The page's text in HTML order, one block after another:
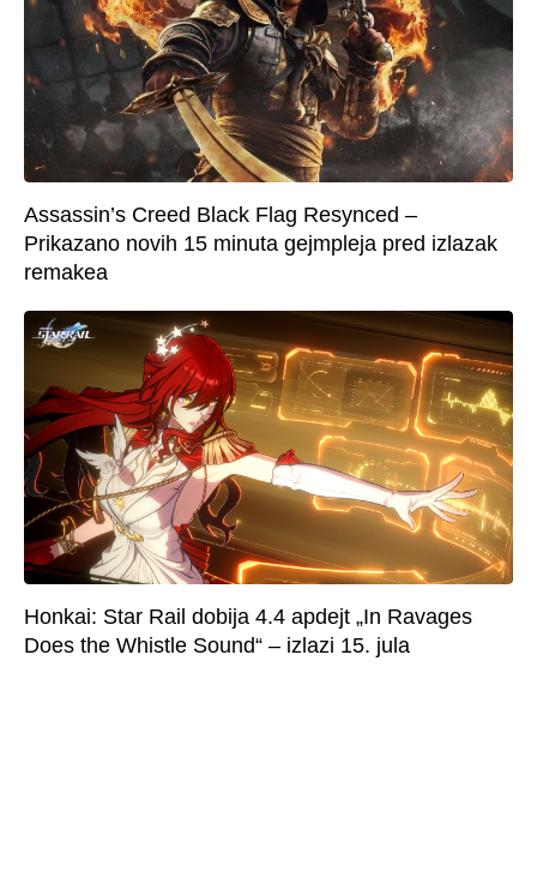
Assassin’s Creed Black Flag Resynced –
Prikazano novih 15 minuta gejmpleja pred izlazak
remakea
Honkai: Star Rail dobija 4.4 apdejt „In Ravages
Does the Whistle Sound“ – izlazi 15. jula